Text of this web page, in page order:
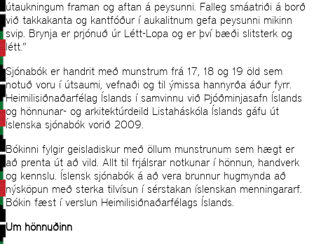
útaukningum framan og aftan á peysunni. Falleg smáatriði á borð
við takkakanta og kantfóður í aukalitnum gefa peysunni mikinn
svip. Brynja er prjónuð úr Létt-Lopa og er því bæði slitsterk og
létt.”
Sjónabók er handrit með munstrum frá 17, 18 og 19 öld sem
notuð voru í útsaumi, vefnaði og til ýmissa hannyrða áður fyrr.
Heimilisiðnaðarfélag Íslands í samvinnu við Þjóðminjasafn Íslands
og hönnunar- og arkitektúrdeild Listaháskóla Íslands gáfu út
Íslenska sjónabók vorið 2009.
Bókinni fylgir geisladiskur með öllum munstrunum sem hægt er
að prenta út að vild. Allt til frjálsrar notkunar í hönnun, handverk
og kennslu. Íslensk sjónabók á að vera brunnur hugmynda að
nýsköpun með sterka tilvísun í sérstakan íslenskan menningararf.
Bókin fæst í verslun Heimilisiðnaðarfélags Íslands.
Um hönnuðinn